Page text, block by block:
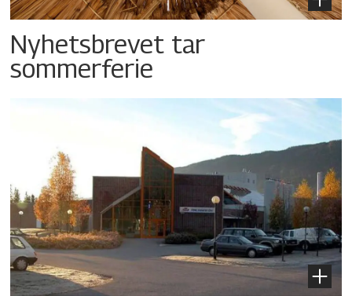
Nyhetsbrevet tar
sommerferie